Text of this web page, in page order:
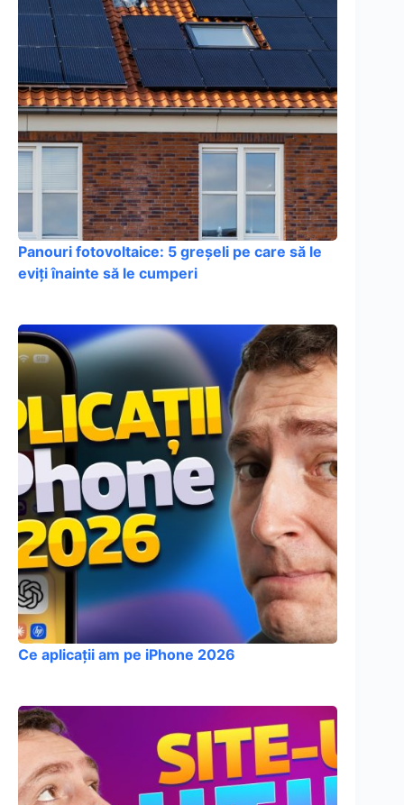
Panouri fotovoltaice: 5 greșeli pe care să le
eviți înainte să le cumperi
Ce aplicații am pe iPhone 2026